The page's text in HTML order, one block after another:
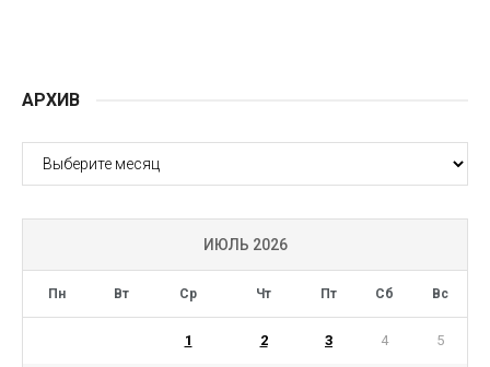
АРХИВ
АРХИВ
ИЮЛЬ 2026
Пн Вт Ср Чт Пт Сб Вс
1 2 3 4 5